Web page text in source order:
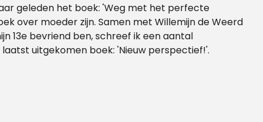
geleden het boek: 'Weg met het perfecte
over moeder zijn. Samen met Willemijn de Weerd
13e bevriend ben, schreef ik een aantal
uitgekomen boek: 'Nieuw perspectief!'.